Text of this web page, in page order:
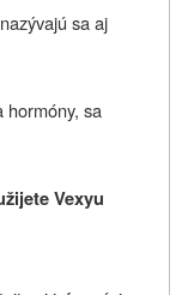
sa aj
hormóny, sa
Vexyu